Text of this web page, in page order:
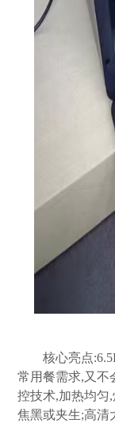
核心亮点
常用餐需求,又不
控技术,加热均匀
焦黑或夹生;高清